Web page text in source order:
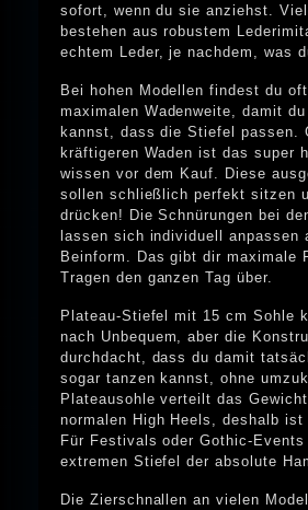
sofort, wenn du sie anziehst.
bestehen aus robustem
echtem Leder, je nachdem, was
Bei hohen Modellen findest du
maximalen Wadenweite, damit
kannst, dass die Stiefel passen.
kräftigeren Waden ist das super
wissen vor dem Kauf. Diese
sollen schließlich perfekt sitzen
drücken! Die Schnürungen bei
lassen sich individuell anpassen
Beinform. Das gibt dir maximale
Tragen den ganzen Tag über.
Plateau-Stiefel mit 15 cm Sohle
nach Unbequem, aber die
durchdacht, dass du damit
sogar tanzen kannst, ohne
Plateausohle verteilt das
normalen High Heels, deshalb ist
Für Festivals oder Gothic-
extremen Stiefel der absolute
Die Zierschnallen an vielen